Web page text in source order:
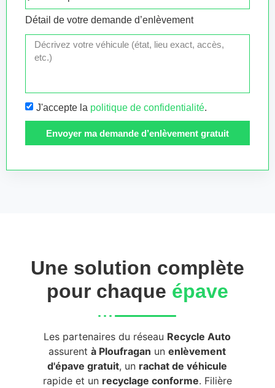
Détail de votre demande d’enlèvement
J'accepte la politique de confidentialité.
Envoyer ma demande d’enlèvement gratuit
Une solution complète
pour chaque épave
Les partenaires du réseau Recycle Auto
assurentà Ploufragan unenlèvement
d'épave gratuit, un rachat de véhicule
rapide et un recyclage conforme. Filière